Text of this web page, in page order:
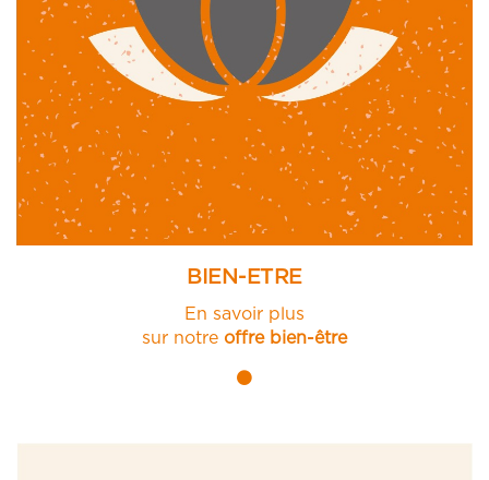
BIEN-ETRE
En savoir plus
sur notre offre bien-être